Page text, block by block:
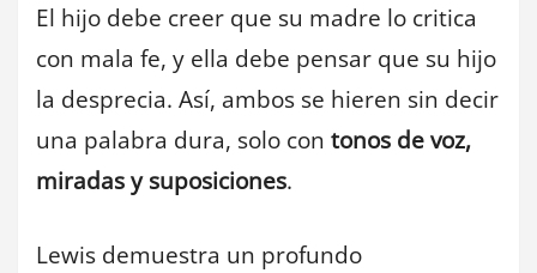
El hijo debe creer que su madre lo critica
con mala fe, y ella debe pensar que su hijo
la desprecia. Así, ambos se hieren sin decir
una palabra dura, solo con tonos de voz,
miradas y suposiciones.
Lewis demuestra un profundo